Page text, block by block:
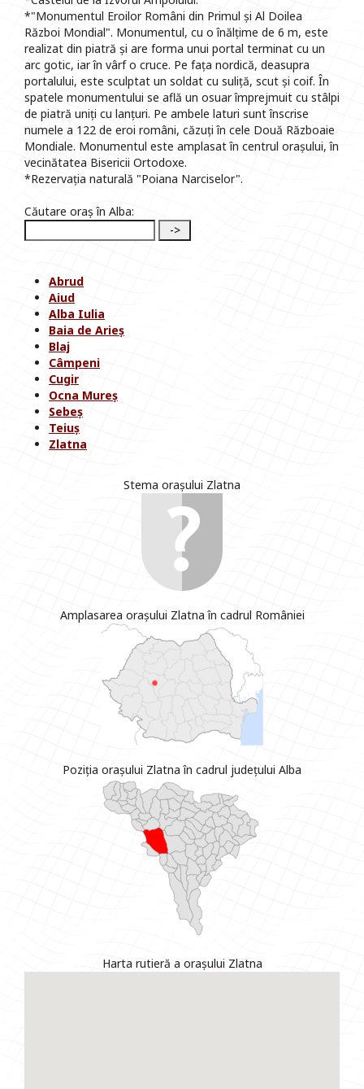
*"Monumentul Eroilor Români din Primul și Al Doilea
Război Mondial". Monumentul, cu o înălțime de 6 m, este
realizat din piatră și are forma unui portal terminat cu un
arc gotic, iar în vârf o cruce. Pe fața nordică, deasupra
portalului, este sculptat un soldat cu suliță, scut și coif. În
spatele monumentului se află un osuar împrejmuit cu stâlpi
de piatră uniți cu lanțuri. Pe ambele laturi sunt înscrise
numele a 122 de eroi români, căzuți în cele Două Războaie
Mondiale. Monumentul este amplasat în centrul orașului, în
vecinătatea Bisericii Ortodoxe.
*Rezervația naturală "Poiana Narciselor".
Căutare oraș în Alba:
Abrud
Aiud
Alba Iulia
Baia de Arieș
Blaj
Câmpeni
Cugir
Ocna Mureș
Sebeș
Teiuș
Zlatna
Stema orașului Zlatna
Amplasarea orașului Zlatna în cadrul României
Poziția orașului Zlatna în cadrul județului Alba
Harta rutieră a orașului Zlatna